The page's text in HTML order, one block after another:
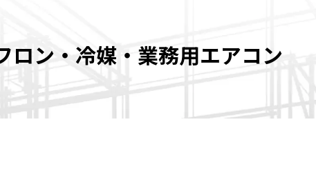
ン・冷媒・業務用エアコン